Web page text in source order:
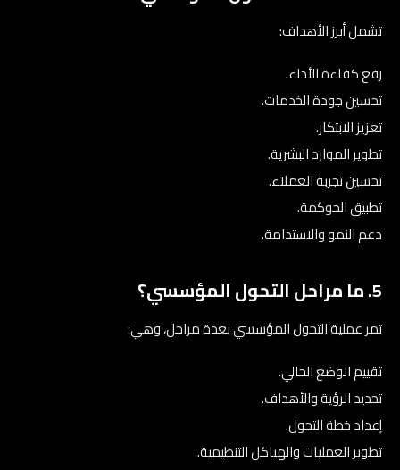
تشمل أبرز الأهداف:
رفع كفاءة الأداء.
تحسين جودة الخدمات.
تعزيز الابتكار.
تطوير الموارد البشرية.
تحسين تجربة العملاء.
تطبيق الحوكمة.
دعم النمو والاستدامة.
5. ما مراحل التحول المؤسسي؟
تمر عملية التحول المؤسسي بعدة مراحل، وهي:
تقييم الوضع الحالي.
تحديد الرؤية والأهداف.
إعداد خطة التحول.
تطوير العمليات والهياكل التنظيمية.